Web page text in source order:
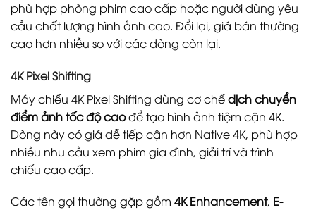
phù hợp phòng phim cao cấp hoặc người dùng yêu
cầu chất lượng hình ảnh cao. Đổi lại, giá bán thường
cao hơn nhiều so với các dòng còn lại.
4K Pixel Shifting
Máy chiếu 4K Pixel Shifting dùng cơ chếdịch chuyển
điểm ảnh tốc độ caođể tạo hình ảnh tiệm cận 4K.
Dòng này có giá dễ tiếp cận hơn Native 4K, phù hợp
nhiều nhu cầu xem phim gia đình, giải trí và trình
chiếu cao cấp.
Các tên gọi thường gặp gồm 4K Enhancement, E-